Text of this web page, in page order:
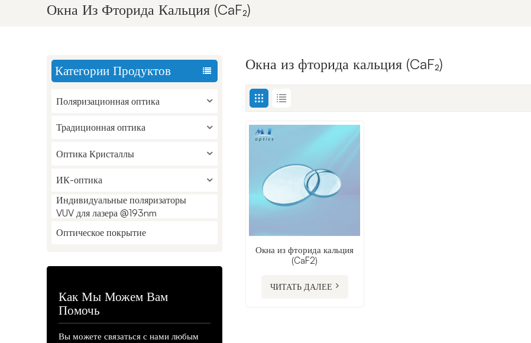
Окна Из Фторида Кальция (CaF₂)
Категории Продуктов
Поляризационная оптика
Традиционная оптика
Оптика Кристаллы
ИК-оптика
Индивидуальные поляризаторы
VUV для лазера @193nm
Оптическое покрытие
Как Мы Можем Вам
Помочь
Вы можете связаться с нами любым
Окна из фторида кальция (CaF₂)
Окна из фторида кальция
(CaF2)
ЧИТАТЬ ДАЛЕЕ